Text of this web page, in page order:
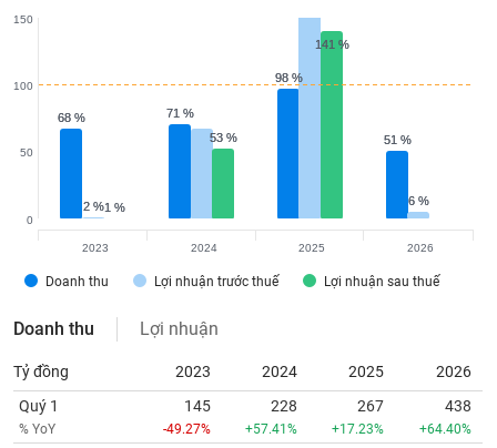
68 %
68 % 71 %
71 %
98 %
98 %
51 %
51 %
2 %
2 % 6 %
6 %
1 %
1 %
53 %
53 %
141 %
141 %
Doanh thu Lợi nhuận trước thuế Lợi nhuận sau thuế
0
50
100
150
2023 2024 2025 2026
Doanh thu Lợi nhuận
Tỷ đồng 2023 2024 2025
2026
Quý 1
% YoY
145
-49.27%
228
+57.41%
267
+17.23%
438
+64.40%